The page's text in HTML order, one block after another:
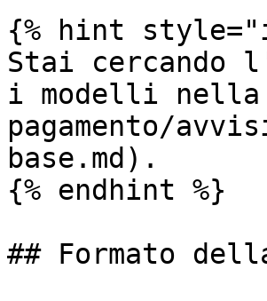
{% hint
Stai cercando
i modelli nella
pagamento/
base.md).
{% endhint %}
## Formato